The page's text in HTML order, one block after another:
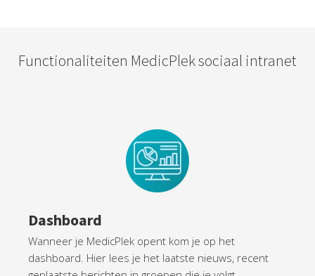
Functionaliteiten MedicPlek sociaal intranet
Dashboard
Wanneer je MedicPlek opent kom je op het
dashboard. Hier lees je het laatste nieuws, recent